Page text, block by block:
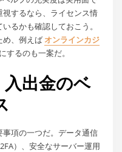
するなら、ライセンス情
るかも確認しておこう。
め、例えば オンラインカジ
するのも一案だ。
出金のベ
項の一つだ。データ通信
）、安全なサーバー運用